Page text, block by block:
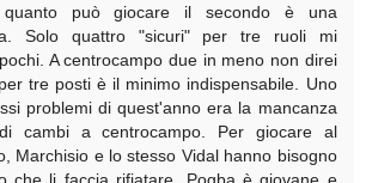
può giocare il secondo è una
Solo quattro "sicuri" per tre ruoli mi
A centrocampo due in meno non direi
tre posti è il minimo indispensabile. Uno
problemi di quest'anno era la mancanza
cambi a centrocampo. Per giocare al
Marchisio e lo stesso Vidal hanno bisogno